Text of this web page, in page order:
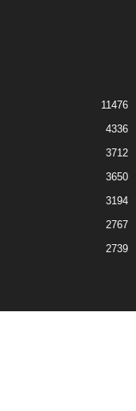
11476
4336
3712
3650
3194
2767
2739